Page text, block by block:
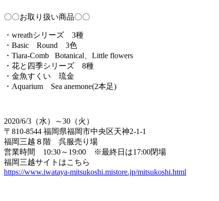
〇〇お取り扱い商品〇〇
・wreathシリーズ 3種
・Basic Round 3色
・Tiara-Comb Botanical、Little flowers
・花と四季シリーズ 8種
・金魚すくい 琉金
・Aquarium Sea anemone(2本足)
2020/6/3（水）～30（火）
〒810-8544 福岡県福岡市中央区天神2-1-1
福岡三越８階 呉服売り場
営業時間 10:30～19:00 ※最終日は17:00閉場
福岡三越サイトはこちら
https://www.iwataya-mitsukoshi.mistore.jp/mitsukoshi.html